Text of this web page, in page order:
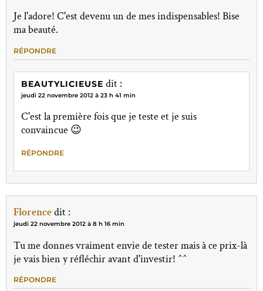
Je l'adore! C'est devenu un de mes indispensables! Bise
ma beauté.
RÉPONDRE
BEAUTYLICIEUSE dit :
jeudi 22 novembre 2012 à 23 h 41 min
C'est la première fois que je teste et je suis
convaincue 😉
RÉPONDRE
Florencedit :
jeudi 22 novembre 2012 à 8 h 16 min
Tu me donnes vraiment envie de tester mais à ce prix-là
je vais bien y réfléchir avant d'investir! ^^
RÉPONDRE